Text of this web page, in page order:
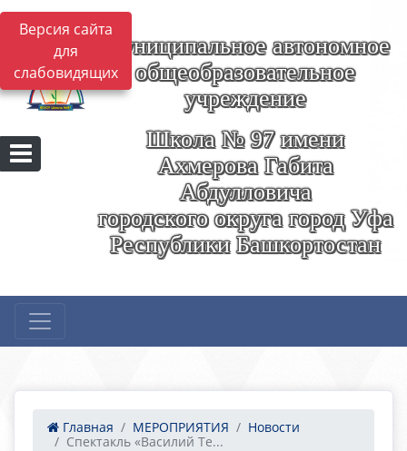
Версия сайта
для
слабовидящих
Муниципальное автономное
общеобразовательное
учреждение
Школа № 97 имени
Ахмерова Габита
Абдулловича
городского округа город Уфа
Республики Башкортостан
Главная МЕРОПРИЯТИЯ
Новости
Спектакль «Василий Те...